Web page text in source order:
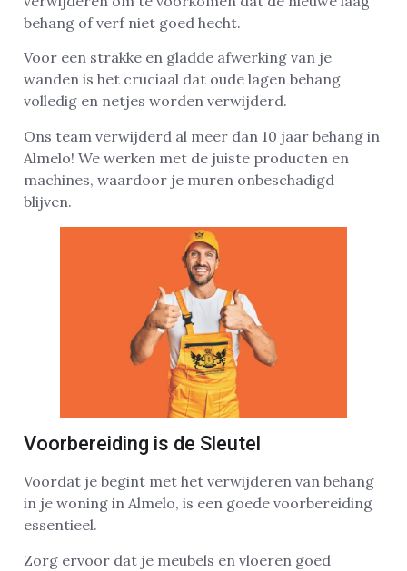
behang of verf niet goed hecht.
Voor een strakke en gladde afwerking van je
wanden is het cruciaal dat oude lagen behang
volledig en netjes worden verwijderd.
Ons team verwijderd al meer dan 10 jaar behang in
Almelo! We werken met de juiste producten en
machines, waardoor je muren onbeschadigd
blijven.
Voorbereiding is de Sleutel
Voordat je begint met het verwijderen van behang
in je woning in Almelo, is een goede voorbereiding
essentieel.
Zorg ervoor dat je meubels en vloeren goed